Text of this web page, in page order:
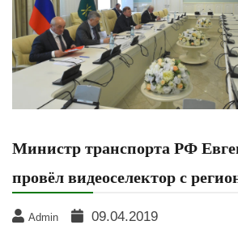
Министр транспорта РФ
провёл видеоселектор с
Admin 09.04.2019